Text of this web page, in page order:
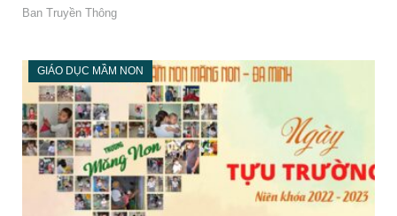
Ban Truyền Thông
GIÁO DỤC MẦM NON